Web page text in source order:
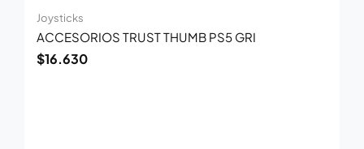
Joysticks
ACCESORIOS TRUST THUMB PS5 GRI
$16.630